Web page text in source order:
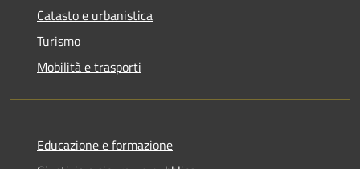
Catasto e urbanistica
Turismo
Mobilità e trasporti
Educazione e formazione